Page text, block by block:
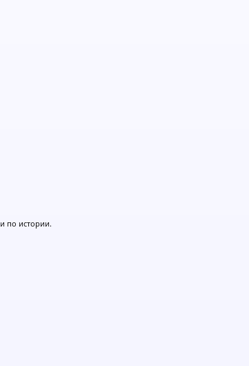
по истории.